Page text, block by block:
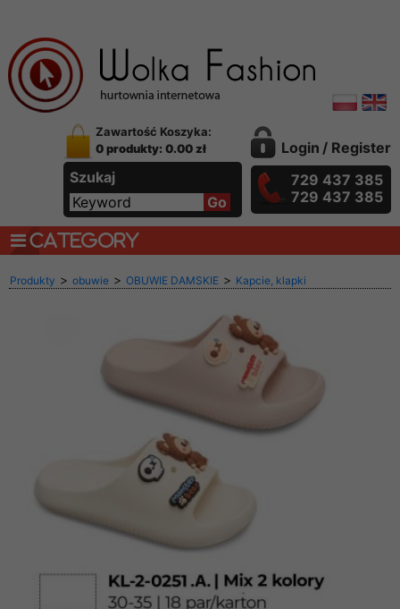
Zawartość Koszyka:
0 produkty: 0.00 zł
Szukaj
Login / Register
729 437 385
729 437 385
CATEGORY
Produkty > obuwie > OBUWIE DAMSKIE > Kapcie, klapki